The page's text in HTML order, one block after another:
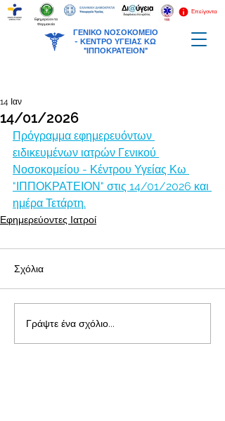
ΓΕΝΙΚΟ ΝΟΣΟΚΟΜΕΙΟ
- ΚΕΝΤΡΟ ΥΓΕΙΑΣ ΚΩ
"ΙΠΠΟΚΡΑΤΕΙΟΝ"
Επείγοντα
Εφημερεύοντα
Φαρμακεία
14/01/2026
14 Ιαν
Πρόγραμμα εφημερευόντων
ειδικευμένων ιατρών Γενικού
Νοσοκομείου - Κέντρου Υγείας Κω
"ΙΠΠΟΚΡΑΤΕΙΟΝ" στις 14/01/2026 και
ημέρα Τετάρτη.
Εφημερεύοντες Ιατροί
Σχόλια
Γράψτε ένα σχόλιο...